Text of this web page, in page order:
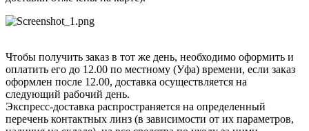
Чтобы получить заказ в тот же день, необходимо оформить и
оплатить его до 12.00 по местному (Уфа) времени, если заказ
оформлен после 12.00, доставка осуществляется на
следующий рабочий день.
Экспресс-доставка распространяется на определенный
перечень контактных линз (в зависимости от их параметров,